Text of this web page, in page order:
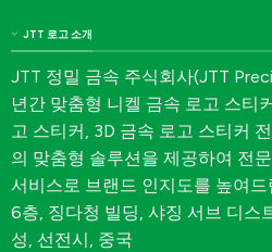
JTT 로고 소개
JTT 정밀 금속 주식회사(JTT
년간 맞춤형 니켈 금속 로고 스티
고 스티커, 3D 금속 로고 스티커
의 맞춤형 솔루션을 제공하여 전
서비스로 브랜드 인지도를 높여
6층, 징다청 빌딩, 샤징 서브 디스
성, 선전시, 중국